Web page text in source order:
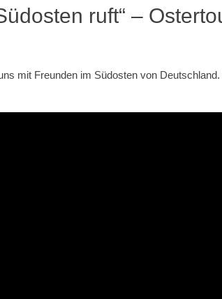
ruft“ –
mit Freunden im Südosten von